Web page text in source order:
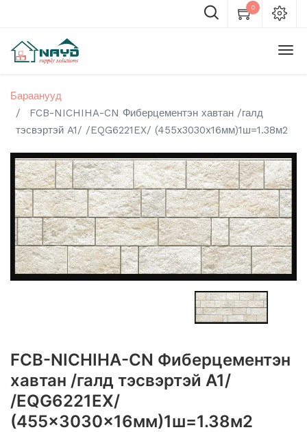
0
Бараанууд
FCB-NICHIHA-CN Фиберцементэн хавтан /галд
тэсвэртэй A1/ /EQG6221EX/ (455x3030x16мм)1ш=1.38м2
FCB-NICHIHA-CN Фиберцементэн
хавтан /галд тэсвэртэй A1/
/EQG6221EX/
(455x3030x16мм)1ш=1.38м2